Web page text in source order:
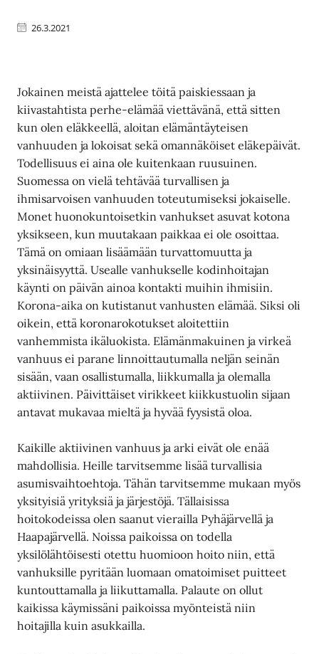
26.3.2021
Jokainen meistä ajattelee töitä paiskiessaan ja
kiivastahtista perhe-elämää viettävänä, että sitten
kun olen eläkkeellä, aloitan elämäntäyteisen
vanhuuden ja lokoisat sekä omannäköiset eläkepäivät.
Todellisuus ei aina ole kuitenkaan ruusuinen.
Suomessa on vielä tehtävää turvallisen ja
ihmisarvoisen vanhuuden toteutumiseksi jokaiselle.
Monet huonokuntoisetkin vanhukset asuvat kotona
yksikseen, kun muutakaan paikkaa ei ole osoittaa.
Tämä on omiaan lisäämään turvattomuutta ja
yksinäisyyttä. Usealle vanhukselle kodinhoitajan
käynti on päivän ainoa kontakti muihin ihmisiin.
Korona-aika on kutistanut vanhusten elämää. Siksi oli
oikein, että koronarokotukset aloitettiin
vanhemmista ikäluokista. Elämänmakuinen ja virkeä
vanhuus ei parane linnoittautumalla neljän seinän
sisään, vaan osallistumalla, liikkumalla ja olemalla
aktiivinen. Päivittäiset virikkeet kiikkustuolin sijaan
antavat mukavaa mieltä ja hyvää fyysistä oloa.
Kaikille aktiivinen vanhuus ja arki eivät ole enää
mahdollisia. Heille tarvitsemme lisää turvallisia
asumisvaihtoehtoja. Tähän tarvitsemme mukaan myös
yksityisiä yrityksiä ja järjestöjä. Tällaisissa
hoitokodeissa olen saanut vierailla Pyhäjärvellä ja
Haapajärvellä. Noissa paikoissa on todella
yksilölähtöisesti otettu huomioon hoito niin, että
vanhuksille pyritään luomaan omatoimiset puitteet
kuntouttamalla ja liikuttamalla. Palaute on ollut
kaikissa käymissäni paikoissa myönteistä niin
hoitajilla kuin asukkailla.